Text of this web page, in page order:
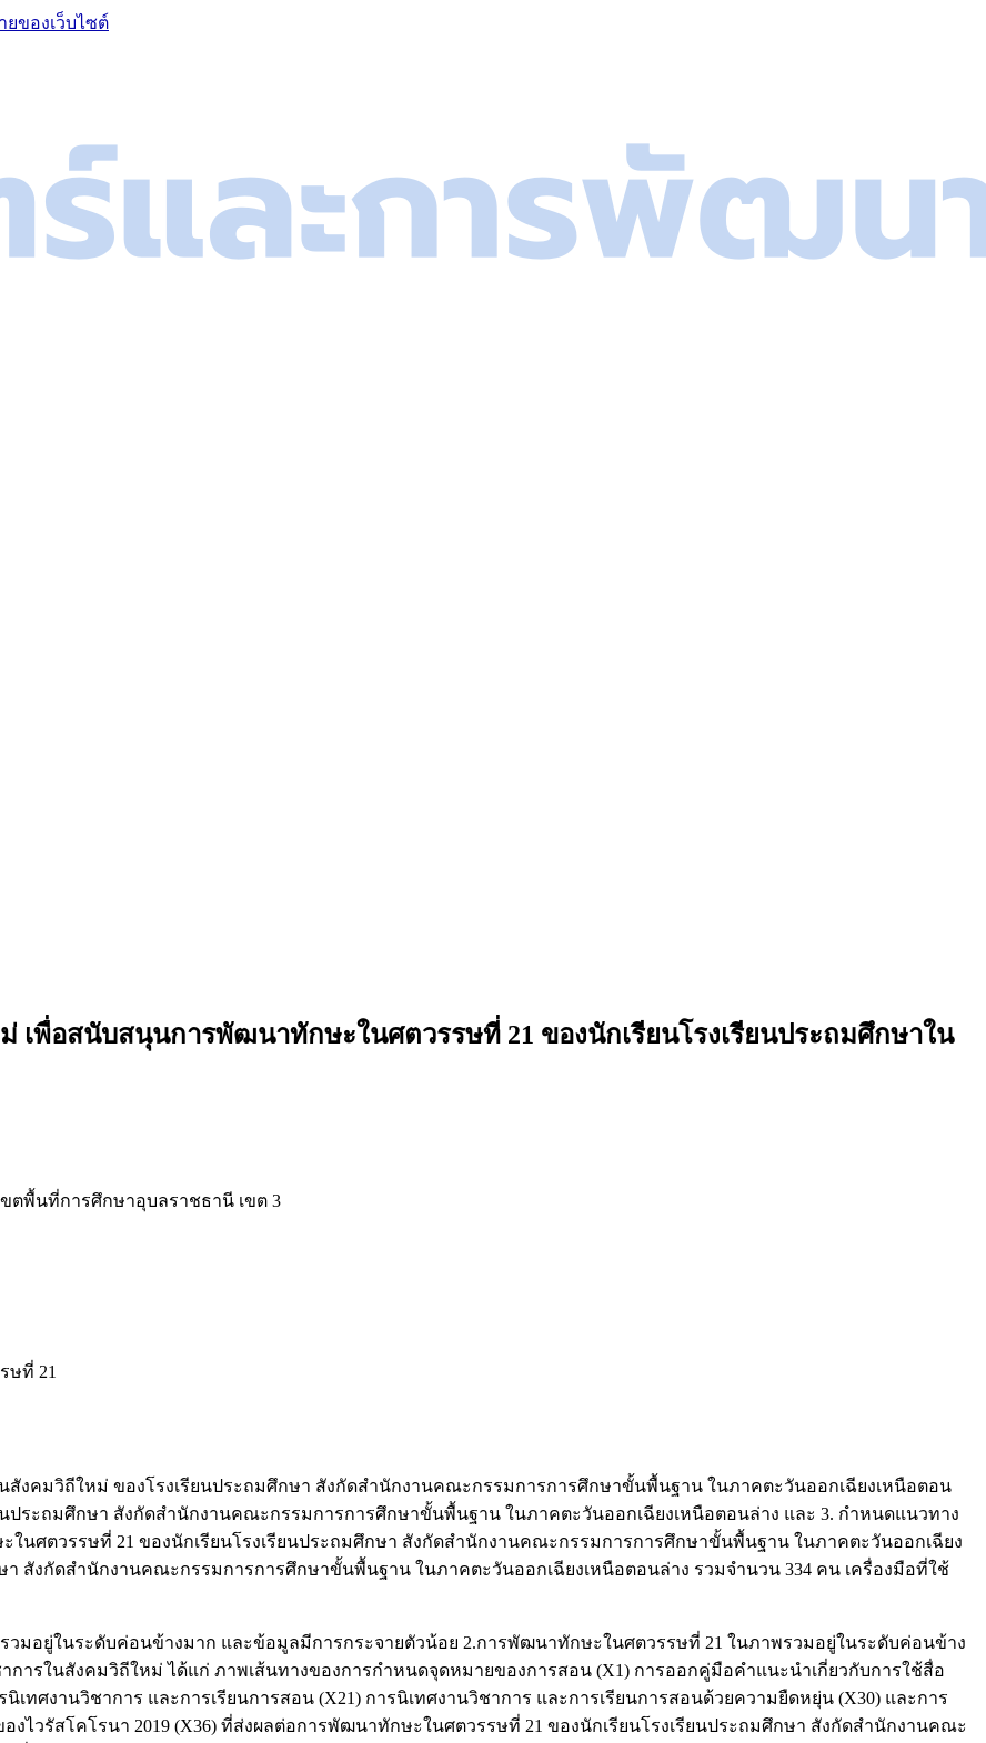
ของเว็บไซต์
เพื่อสนับสนุนการพัฒนาทักษะในศตวรรษที่ 21 ของนักเรียนโรงเรียนประถมศึกษาใน
ตพื้นที่การศึกษาอุบลราชธานี เขต 3
ษที่ 21
สังคมวิถีใหม่ ของโรงเรียนประถมศึกษา สังกัดสำนักงานคณะกรรมการการศึกษาขั้นพื้นฐาน ในภาคตะวันออกเฉียงเหนือตอน
ประถมศึกษา สังกัดสำนักงานคณะกรรมการการศึกษาขั้นพื้นฐาน ในภาคตะวันออกเฉียงเหนือตอนล่าง และ 3. กำหนดแนวทาง
ศตวรรษที่ 21 ของนักเรียนโรงเรียนประถมศึกษา สังกัดสำนักงานคณะกรรมการการศึกษาขั้นพื้นฐาน ในภาคตะวันออกเฉียง
า สังกัดสำนักงานคณะกรรมการการศึกษาขั้นพื้นฐาน ในภาคตะวันออกเฉียงเหนือตอนล่าง รวมจำนวน 334 คน เครื่องมือที่ใช้
วมอยู่ในระดับค่อนข้างมาก และข้อมูลมีการกระจายตัวน้อย 2.การพัฒนาทักษะในศตวรรษที่ 21 ในภาพรวมอยู่ในระดับค่อนข้าง
ารในสังคมวิถีใหม่ ได้แก่ ภาพเส้นทางของการกำหนดจุดหมายของการสอน (X1) การออกคู่มือคำแนะนำเกี่ยวกับการใช้สื่อ
ทศงานวิชาการ และการเรียนการสอน (X21) การนิเทศงานวิชาการ และการเรียนการสอนด้วยความยืดหยุ่น (X30) และการ
ไวรัสโคโรนา 2019 (X36) ที่ส่งผลต่อการพัฒนาทักษะในศตวรรษที่ 21 ของนักเรียนโรงเรียนประถมศึกษา สังกัดสำนักงานคณะ